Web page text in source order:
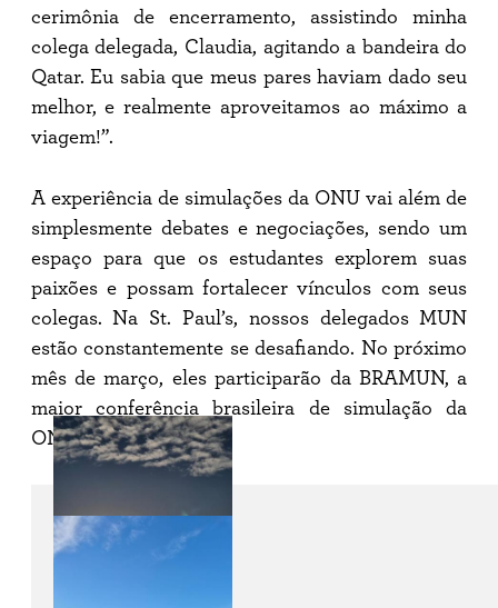
cerimônia de encerramento, assistindo minha
colega delegada, Claudia, agitando a bandeira do
Qatar. Eu sabia que meus pares haviam dado seu
melhor, e realmente aproveitamos ao máximo a
viagem!”.
A experiência de simulações da ONU vai além de
simplesmente debates e negociações, sendo um
espaço para que os estudantes explorem suas
paixões e possam fortalecer vínculos com seus
colegas. Na St. Paul’s, nossos delegados MUN
estão constantemente se desafiando. No próximo
mês de março, eles participarão da BRAMUN, a
maior conferência brasileira de simulação da
ONU.